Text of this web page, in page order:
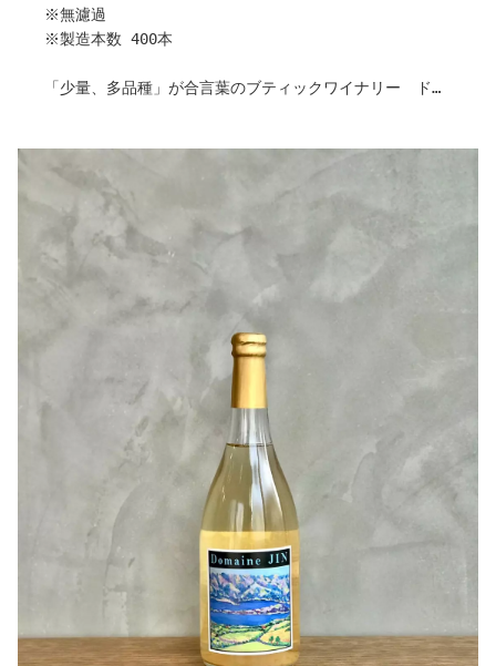
引用：ドメーヌ・ジン
※無濾過
※製造本数 400本
「少量、多品種」が合言葉のブティックワイナリー ドメ
各種ワインの製造本数が少なく、希少性が高いワイナリー
ですが、こだわりいっぱいのワインです。
是非沢山の方に飲んでいただきたいです！
甲州特有のしっかりした酸味がワインに輪郭を与えて、甲
斐路のタンニンが苦味と芯を作っています。
フルーティーな香りと果実味溢れる味わいに、オレンジワ
インを思わせる果皮のニュアンスが複雑味を演出していま
甲斐路は『赤いマスカット』とも呼ばれ、「フレームトー
ケー」という赤みがかった大ぶり品種に「ネオマスカッ
ト」の交配種で甘く穏やかな酸味が特徴です！
それにしてもこのクオリティにお求め易い良心価格！
家の常備ワイン決定です！
☆澱の舞い上がりが気になる方は２，３日冷蔵庫で立てて
保管いただくと澱が沈みます。